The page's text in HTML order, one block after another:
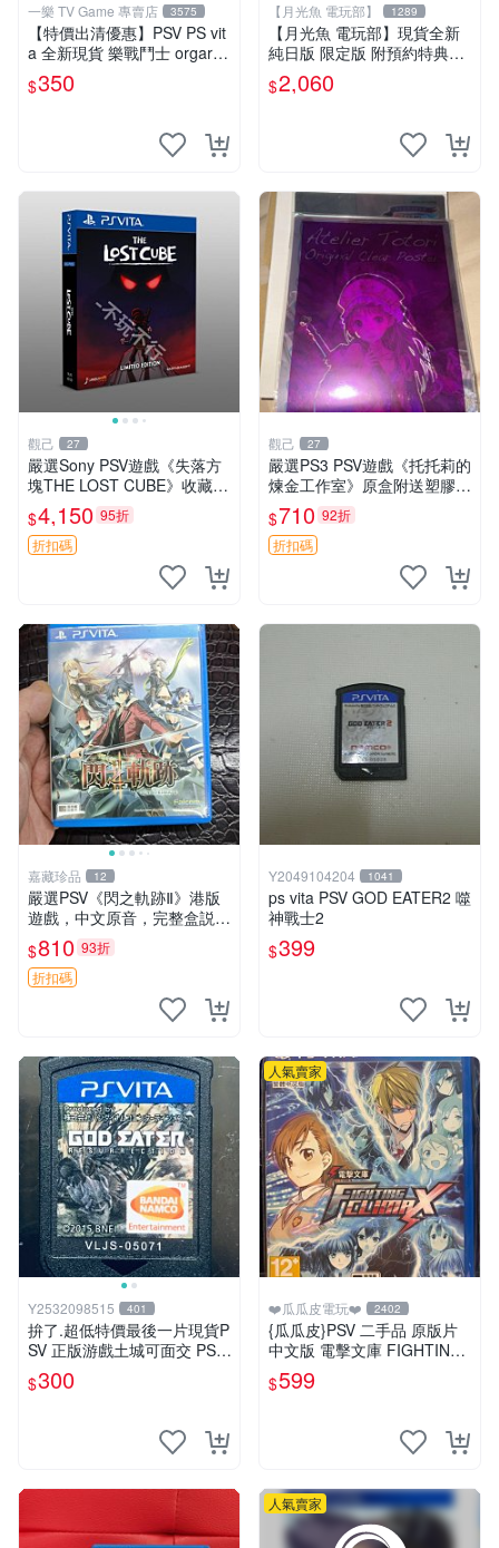
一樂 TV Game 專賣店 3575
【特價出清優惠】PSV PS vit
a 全新現貨 樂戰鬥士 orgarhy
thm 亞日版 日文版【一樂電
玩】
$350
【月光魚 電玩部】 1289
【月光魚 電玩部】現貨全新
純日版 限定版 附預約特典CD
PSV 海利肯施塔特之歌 限定
版 純日版
$2,060
觀己 27
嚴選Sony PSV遊戲《失落方
塊THE LOST CUBE》收藏
版，英語原裝未拆封 失落方
塊 THE LOST CUBE PSV 精
華版 新作 權杖
$4,150 95折
折扣碼
觀己 27
嚴選PS3 PSV遊戲《托托莉的
煉金工作室》原盒附送塑膠海
報，未開封收藏版 托托莉 爐
石 工作室
$710 92折
折扣碼
嘉藏珍品 12
嚴選PSV《閃之軌跡Ⅱ》港版
遊戲，中文原音，完整盒説，
實拍展示成色佳 閃之軌跡Ⅱ P
SV 港版 中文
$810 93折
折扣碼
Y2049104204 1041
ps vita PSV GOD EATER2 噬
神戰士2
$399
Y2532098515 401
拚了.超低特價最後一片現貨P
SV 正版游戲土城可面交 PSV
噬神者 解放重生 日版 【9成
新】✪裸片 二手九成新~
$300
人氣賣家
❤️瓜瓜皮電玩❤️ 2402
{瓜瓜皮}PSV 二手品 原版片
中文版 電擊文庫 FIGHTING
CLIMAX(遊戲都有回收)
$599
人氣賣家